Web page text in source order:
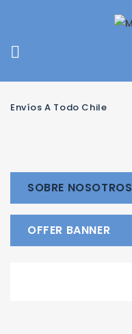

Envíos A Todo Chile
SOBRE NOSOTROS
OFFER BANNER